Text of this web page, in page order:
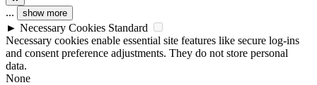
... show more
► Necessary Cookies Standard
Necessary cookies enable essential site features like secure log-ins
and consent preference adjustments. They do not store personal
data.
None